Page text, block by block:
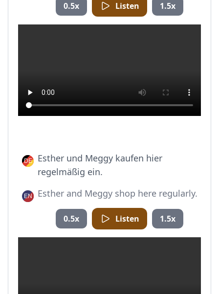
0.5x Listen 1.5x
Esther und Meggy kaufen hier
regelmäßig ein.
Esther and Meggy shop here regularly.
0.5x Listen 1.5x